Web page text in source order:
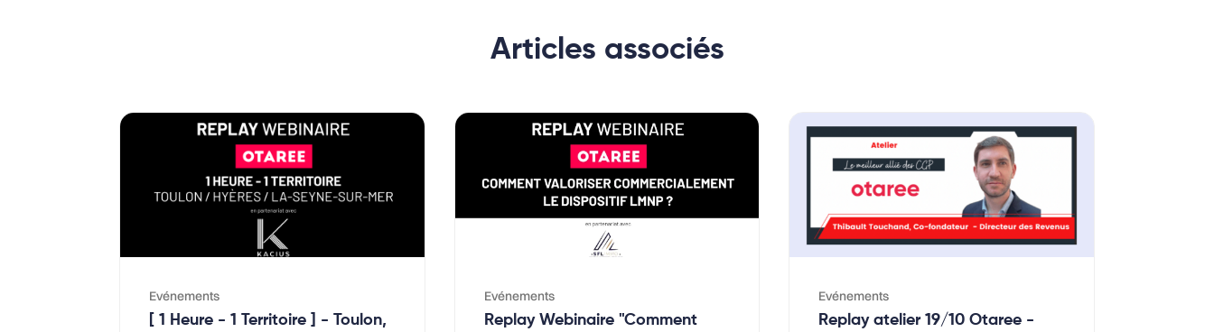
Articles associés
Evénements
[ 1 Heure - 1 Territoire ] - Toulon,
Evénements
Replay Webinaire "Comment
Evénements
Replay atelier 19/10 Otaree -